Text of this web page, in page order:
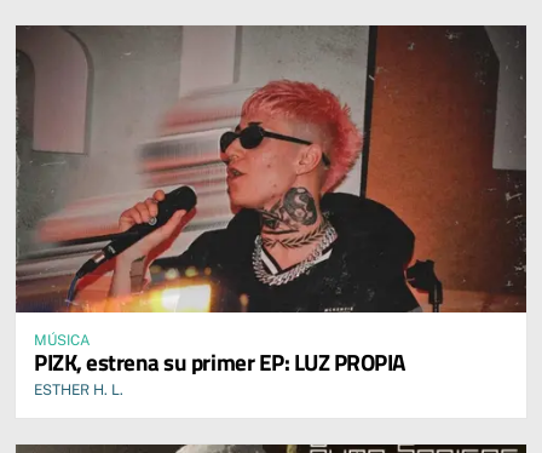
MÚSICA
PIZK, estrena su primer EP: LUZ PROPIA
ESTHER H. L.